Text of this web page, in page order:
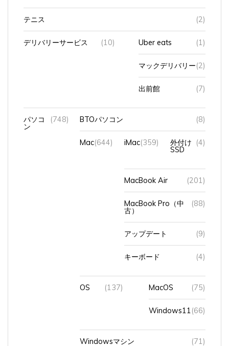
テニス (2)
デリバリーサービス (10) Uber eats (1)
マックデリバリー (2)
出前館 (7)
パソコ
ン
(748) BTOパソコン (8)
Mac (644) iMac (359) 外付け
SSD
(4)
MacBook Air (201)
MacBook Pro（中
古）
(88)
アップデート (9)
キーボード (4)
OS (137) MacOS (75)
Windows11 (66)
Windowsマシン (71)